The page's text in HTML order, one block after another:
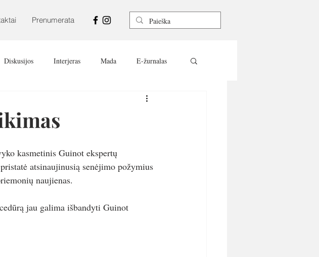
Prenumerata
Diskusijos Interjeras Mada E-žurnalas
kasmetinis Guinot ekspertų
atsinaujinusią senėjimo požymius
naujienas.
jau galima išbandyti Guinot